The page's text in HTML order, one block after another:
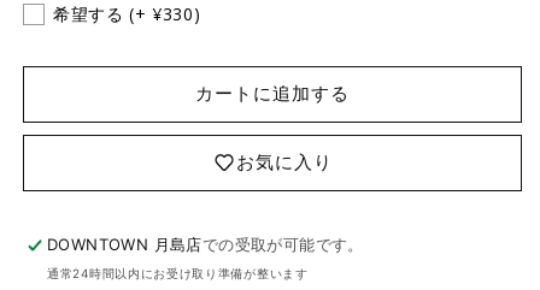
希望する (+ ¥330)
カートに追加する
お気に入り
DOWNTOWN 月島店での受取が可能です。
通常24時間以内にお受け取り準備が整います